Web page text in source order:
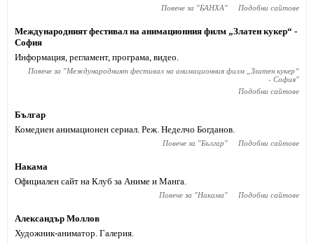
Повече за "БАНХА" Подобни сайтове
Международният фестивал на анимационния филм „Златен кукер“ -
София
Информация, регламент, програма, видео.
Повече за "Международният фестивал на анимационния филм „Златен кукер“
- София"
Подобни сайтове
Българ
Комедиен анимационен сериал. Реж. Неделчо Богданов.
Повече за "Българ" Подобни сайтове
Накама
Официален сайт на Клуб за Аниме и Манга.
Повече за "Накама" Подобни сайтове
Александър Моллов
Художник-аниматор. Галерия.